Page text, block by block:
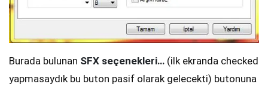
Burada bulunan SFX seçenekleri… (ilk ekranda checked
yapmasaydık bu buton pasif olarak gelecekti) butonuna